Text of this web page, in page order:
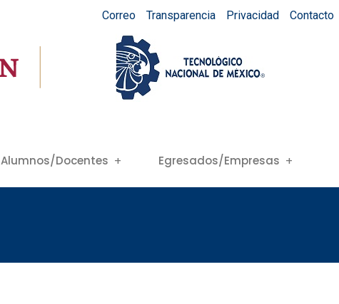
Correo Transparencia Privacidad Contacto
Alumnos/Docentes Egresados/Empresas